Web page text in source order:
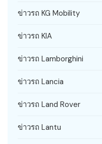
ข่าวรถ KG Mobility
ข่าวรถ KIA
ข่าวรถ Lamborghini
ข่าวรถ Lancia
ข่าวรถ Land Rover
ข่าวรถ Lantu